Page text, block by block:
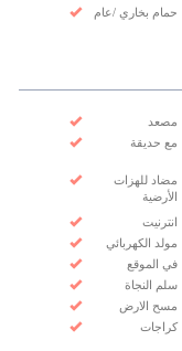
حمام بخاري /عام
مصعد
مع حديقة
مضاد للهزات
الأرضية
انترنيت
مولد الكهربائي
في الموقع
سلم النجاة
مسح الارض
كراجات